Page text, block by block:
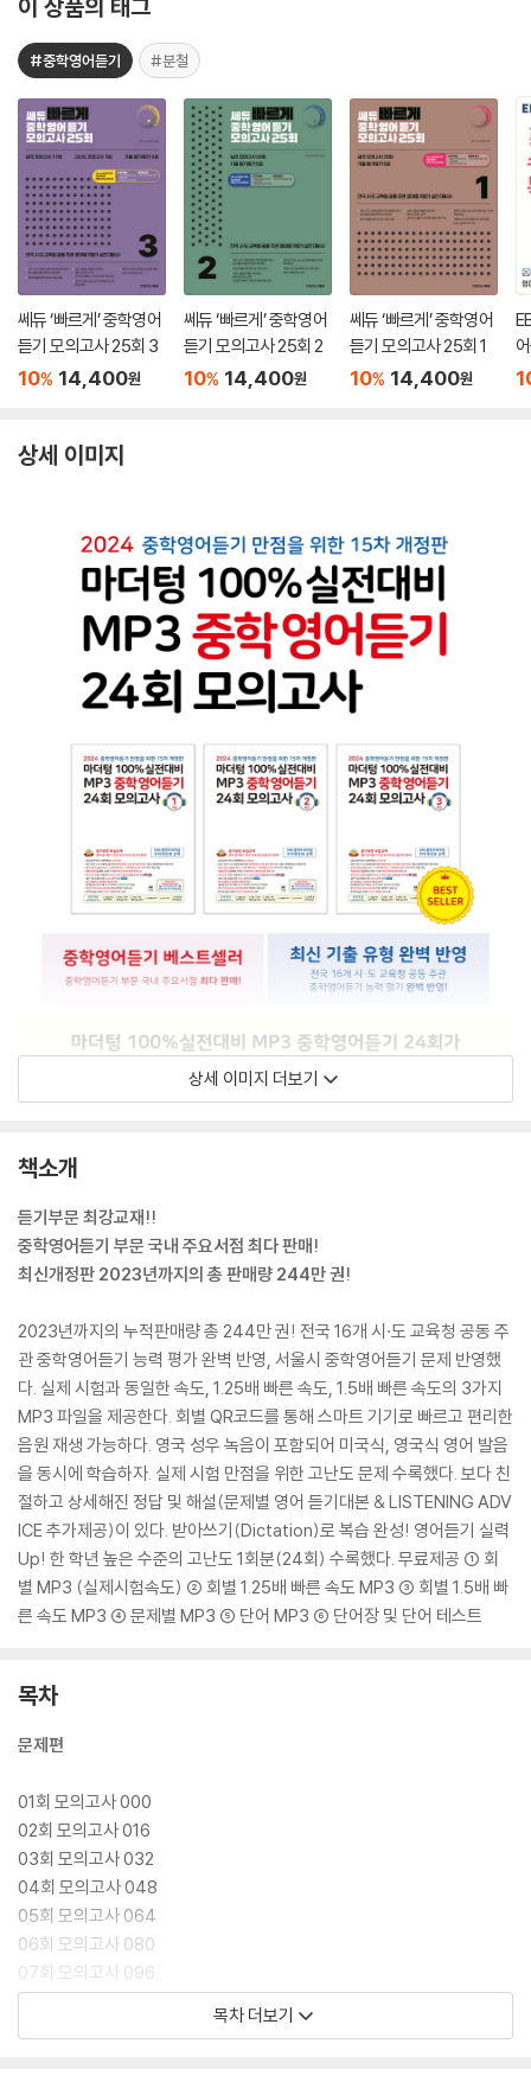
이 상품의 태그
#중학영어듣기 #분철
쎄듀 ‘빠르게’ 중학영어
듣기 모의고사 25회 3
10% 14,400원
쎄듀 ‘빠르게’ 중학영어
듣기 모의고사 25회 2
10% 14,400원
쎄듀 ‘빠르게’ 중학영어
듣기 모의고사 25회 1
10% 14,400원
상세 이미지
상세 이미지 더보기
책소개
듣기부문 최강교재!!
중학영어듣기 부문 국내 주요서점 최다 판매!
최신개정판 2023년까지의 총 판매량 244만 권!
2023년까지의 누적판매량 총 244만 권! 전국 16개 시·도 교육청 공동 주
관 중학영어듣기 능력 평가 완벽 반영, 서울시 중학영어듣기 문제 반영했
다. 실제 시험과 동일한 속도, 1.25배 빠른 속도, 1.5배 빠른 속도의 3가지
MP3 파일을 제공한다. 회별 QR코드를 통해 스마트 기기로 빠르고 편리한
음원 재생 가능하다. 영국 성우 녹음이 포함되어 미국식, 영국식 영어 발음
을 동시에 학습하자. 실제 시험 만점을 위한 고난도 문제 수록했다. 보다 친
절하고 상세해진 정답 및 해설(문제별 영어 듣기대본 & LISTENING ADV
ICE 추가제공)이 있다. 받아쓰기(Dictation)로 복습 완성! 영어듣기 실력
Up! 한 학년 높은 수준의 고난도 1회분(24회) 수록했다. 무료제공 ① 회
별 MP3 (실제시험속도) ② 회별 1.25배 빠른 속도 MP3 ③ 회별 1.5배 빠
른 속도 MP3 ④ 문제별 MP3 ⑤ 단어 MP3 ⑥ 단어장 및 단어 테스트
목차
문제편
01회 모의고사 000
02회 모의고사 016
03회 모의고사 032
04회 모의고사 048
05회 모의고사 064
06회 모의고사 080
07회 모의고사 096
08회 모의고사 112
목차 더보기